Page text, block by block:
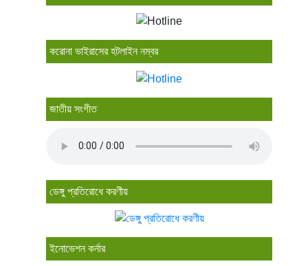
করোনা ভাইরাসের হটলাইন নম্বর
জাতীয় সংগীত
ডেঙ্গু প্রতিরোধে করণীয়
ইনোভেশন কর্নার